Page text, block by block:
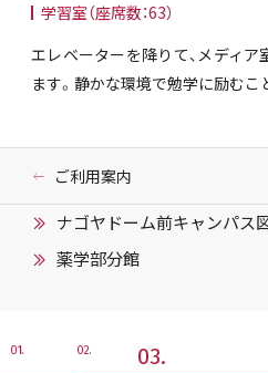
学習室（座席数：63）
エレベーターを降りて、メディ
ます。静かな環境で勉学に励むこ
ご利用案内
ナゴヤドーム前キャンパス
薬学部分館
1 2 3